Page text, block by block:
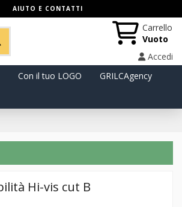
AIUTO E CONTATTI
Carrello
Vuoto
Accedi
Con il tuo LOGO
GRILCAgency
Hi-vis cut B